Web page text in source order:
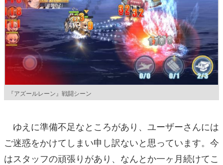
『アズールレーン』戦闘シーン
ゆえに準備不足なところがあり、ユーザーさんには
ご迷惑をかけてしまい申し訳ないと思っています。今
はスタッフの頑張りがあり、なんとか一ヶ月続けてこ